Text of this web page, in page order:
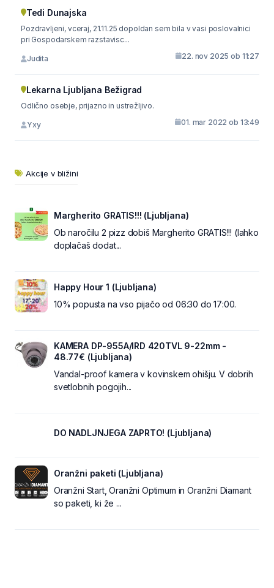
Tedi Dunajska
Pozdravljeni, vceraj, 21.11.25 dopoldan sem bila v vasi poslovalnici
pri Gospodarskem razstavisc...
Judita 22. nov 2025 ob 11:27
Lekarna Ljubljana Bežigrad
Odlično osebje, prijazno in ustrežljivo.
Yxy 01. mar 2022 ob 13:49
Akcije v bližini
Margherito GRATIS!!! (Ljubljana)
Ob naročilu 2 pizz dobiš Margherito GRATIS!!! (lahko
doplačaš dodat...
Happy Hour 1 (Ljubljana)
10% popusta na vso pijačo od 06:30 do 17:00.
KAMERA DP-955A/IRD 420TVL 9-22mm -
48.77€ (Ljubljana)
Vandal-proof kamera v kovinskem ohišju. V dobrih
svetlobnih pogojih...
DO NADLJNJEGA ZAPRTO! (Ljubljana)
Oranžni paketi (Ljubljana)
Oranžni Start, Oranžni Optimum in Oranžni Diamant
so paketi, ki že ...